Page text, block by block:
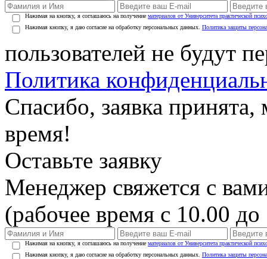
Нажимая на кнопку, я соглашаюсь на получение материалов от Университета практической
Нажимая кнопку, я даю согласие на обработку персональных данных. Политика защиты
пользователей не будут
Политика
Спасибо, заявка
время!
Оставьте заявку
Менеджер свяжется с
(рабочее время с 10.00
Нажимая на кнопку, я соглашаюсь на получение материалов от Университета практической
Нажимая кнопку, я даю согласие на обработку персональных данных. Политика защиты